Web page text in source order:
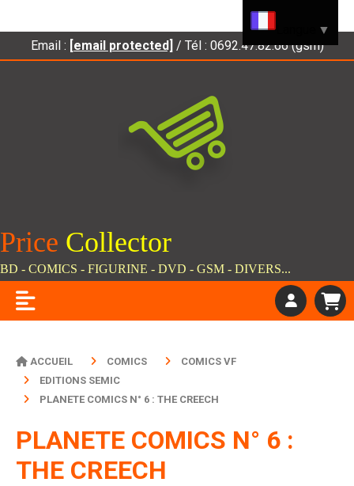
Email : [email protected] / Tél : 0692.47.82.66 (gsm)
Price Collector
BD - COMICS - FIGURINE - DVD - GSM - DIVERS...
ACCUEIL COMICS
COMICS VF
EDITIONS SEMIC
PLANETE COMICS N° 6 : THE CREECH
PLANETE COMICS N° 6 :
THE CREECH
▼